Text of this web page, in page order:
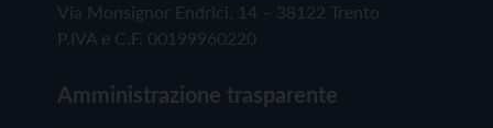
Via Monsignor Endrici, 14 – 38122 Trento
P.IVA e C.F. 00199960220
Amministrazione trasparente